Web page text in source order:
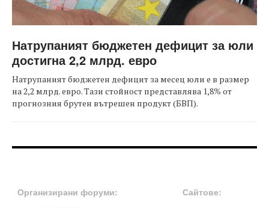
Натрупаният бюджетен дефицит за юли
достигна 2,2 млрд. евро
Натрупаният бюджетен дефицит за месец юли е в размер
на 2,2 млрд. евро. Тази стойност представлява 1,8% от
прогнозния брутен вътрешен продукт (БВП).
Организирани форуми:
Сайтове: